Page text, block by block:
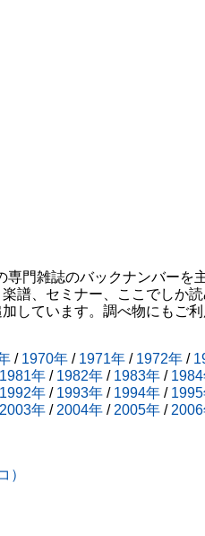
門雑誌のバックナンバーを
譜、セミナー、ここでしか
しています。調べ物にもご
/ 1970年 / 1971年 / 1972年 /
1981年 / 1982年 / 1983年 /
1992年 / 1993年 / 1994年 /
2003年 / 2004年 / 2005年 /
）